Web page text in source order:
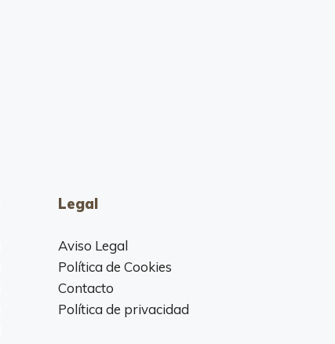
Legal
Aviso Legal
Política de Cookies
Contacto
Política de privacidad